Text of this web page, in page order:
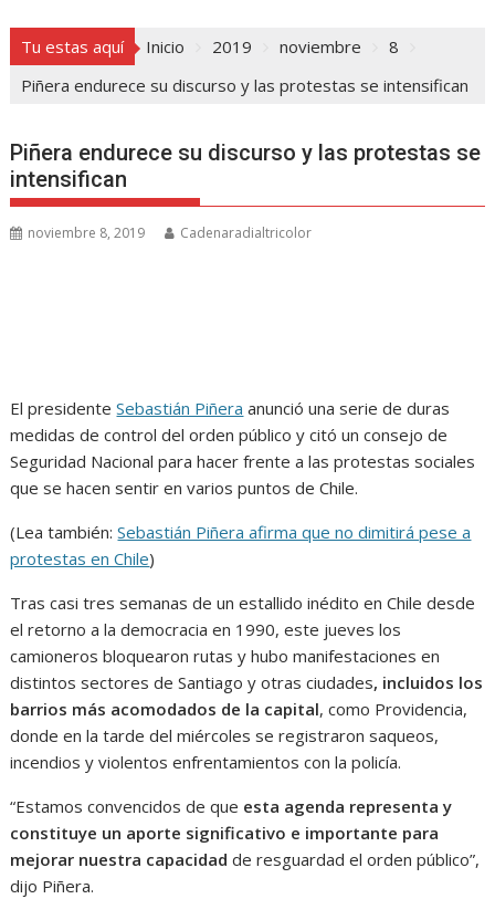
Tu estas aquí Inicio 2019 noviembre
8
Piñera endurece su discurso y las protestas se intensifican
Piñera endurece su discurso y las protestas se
intensifican
noviembre 8, 2019 Cadenaradialtricolor
El presidenteSebastián Piñera anunció una serie de duras
medidas de control del orden público y citó un consejo de
Seguridad Nacional para hacer frente a las protestas sociales
que se hacen sentir en varios puntos de Chile.
(Lea también:Sebastián Piñera afirma que no dimitirá pese a
protestas en Chile)
Tras casi tres semanas de un estallido inédito en Chile desde
el retorno a la democracia en 1990, este jueves los
camioneros bloquearon rutas y hubo manifestaciones en
distintos sectores de Santiago y otras ciudades, incluidos los
barrios más acomodados de la capital, como Providencia,
donde en la tarde del miércoles se registraron saqueos,
incendios y violentos enfrentamientos con la policía.
“Estamos convencidos de que esta agenda representa y
constituye un aporte significativo e importante para
mejorar nuestra capacidad de resguardad el orden público”,
dijo Piñera.